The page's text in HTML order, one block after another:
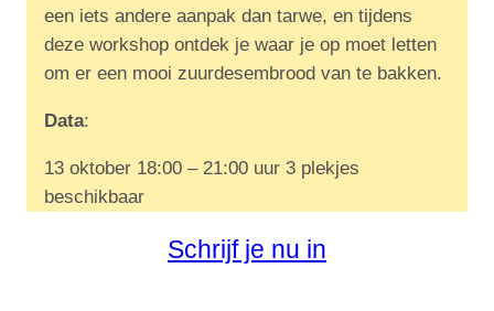
een iets andere aanpak dan tarwe, en tijdens
deze workshop ontdek je waar je op moet letten
om er een mooi zuurdesembrood van te bakken.
Data:
13 oktober 18:00 – 21:00 uur 3 plekjes
beschikbaar
Schrijf je nu in